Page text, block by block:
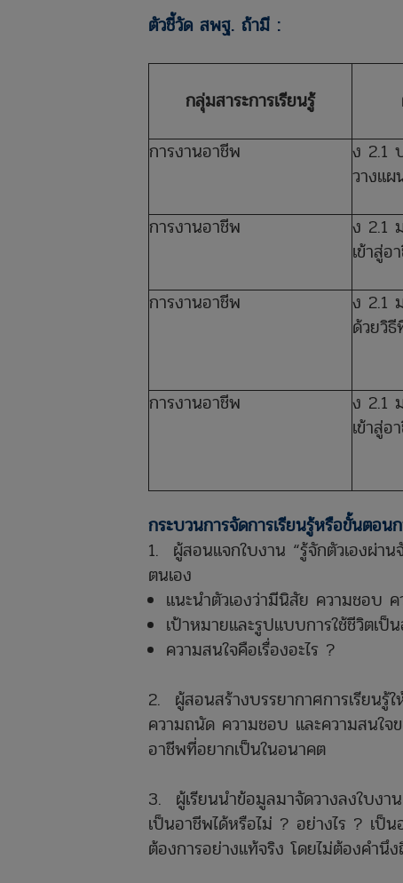
ตัวชี้วัด สพฐ. ถ้ามี :
กลุ่มสาระการเรียนรู้
การงานอาชีพ
ง 2.1
วางแผ
การงานอาชีพ
ง 2.1
เข้าสู่อ
การงานอาชีพ
ง 2.1
ด้วยวิ
การงานอาชีพ
ง 2.1
เข้าสู่อ
กระบวนการจัดการเรียนรู้หรือขั้นตอน
1. ผู้สอนแจกใบงาน “รู้จักตัวเองผ่า
ตนเอง
แนะนำตัวเองว่ามีนิสัย ความชอบ
เป้าหมายและรูปแบบการใช้ชีวิตเป็
ความสนใจคือเรื่องอะไร ?
2. ผู้สอนสร้างบรรยากาศการเรียนรู้ใ
ความถนัด ความชอบ และความสนใจ
อาชีพที่อยากเป็นในอนาคต
3. ผู้เรียนนำข้อมูลมาจัดวางลงใบงา
เป็นอาชีพได้หรือไม่ ? อย่างไร ? เป็น
ต้องการอย่างแท้จริง โดยไม่ต้องคำนึ